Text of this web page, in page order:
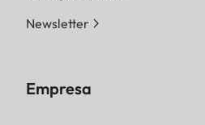
Newsletter
Empresa